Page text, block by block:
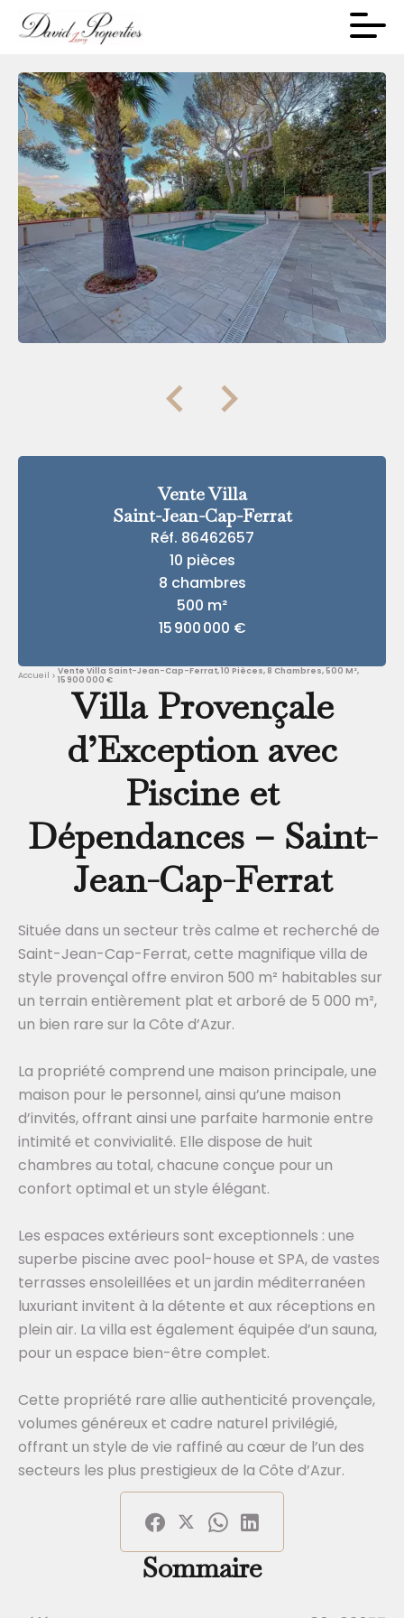
Vente Villa
Saint-Jean-Cap-Ferrat
Réf. 86462657
10 pièces
8 chambres
500 m²
15 900 000 €
Accueil
Vente Villa Saint-Jean-Cap-Ferrat, 10 Pièces, 8 Chambres, 500 M²,
15 900 000 €
Villa Provençale
d’Exception avec
Piscine et
Dépendances – Saint-
Jean-Cap-Ferrat
Située dans un secteur très calme et recherché de
Saint-Jean-Cap-Ferrat, cette magnifique villa de
style provençal offre environ 500 m² habitables sur
un terrain entièrement plat et arboré de 5 000 m²,
un bien rare sur la Côte d’Azur.
La propriété comprend une maison principale, une
maison pour le personnel, ainsi qu’une maison
d’invités, offrant ainsi une parfaite harmonie entre
intimité et convivialité. Elle dispose de huit
chambres au total, chacune conçue pour un
confort optimal et un style élégant.
Les espaces extérieurs sont exceptionnels : une
superbe piscine avec pool-house et SPA, de vastes
terrasses ensoleillées et un jardin méditerranéen
luxuriant invitent à la détente et aux réceptions en
plein air. La villa est également équipée d’un sauna,
pour un espace bien-être complet.
Cette propriété rare allie authenticité provençale,
volumes généreux et cadre naturel privilégié,
offrant un style de vie raffiné au cœur de l’un des
secteurs les plus prestigieux de la Côte d’Azur.
Sommaire